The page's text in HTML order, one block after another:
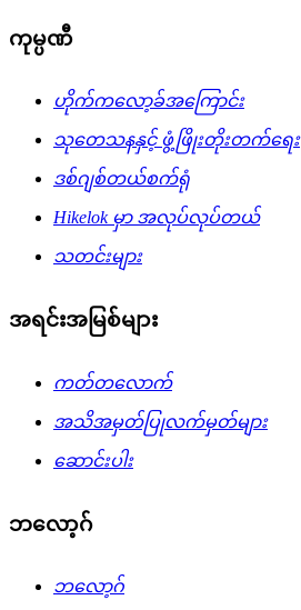
ကုမ္ပဏီ
ဟိုက်ကလော့ခ်အကြောင်း
သုတေသနနှင့် ဖွံ့ဖြိုးတိုးတက်ရေး
ဒစ်ဂျစ်တယ်စက်ရုံ
Hikelok မှာ အလုပ်လုပ်တယ်
သတင်းများ
အရင်းအမြစ်များ
ကတ်တလောက်
အသိအမှတ်ပြုလက်မှတ်များ
ဆောင်းပါး
ဘလော့ဂ်
ဘလော့ဂ်